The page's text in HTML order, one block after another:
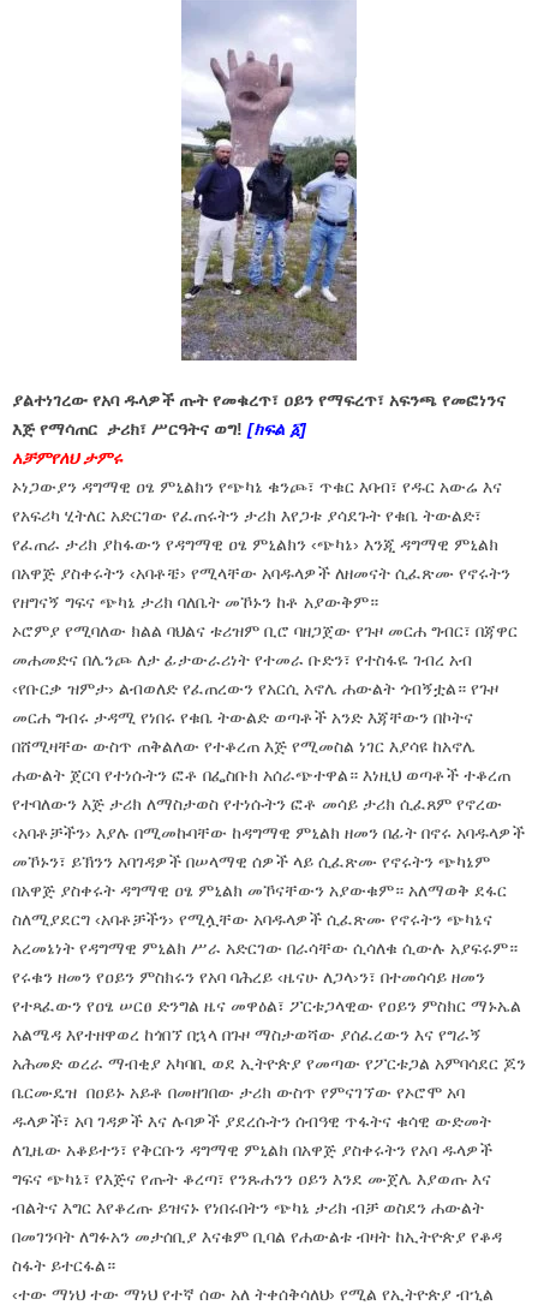
ያልተነገረው የአባ ዱላዎች ጡት የመቁረጥ፣ ዐይን የማፍረጥ፣ አፍንጫ የመፎነንና
እጅ የማሳጠር ታሪክ፣ ሥርዓትና ወግ! [ክፍል ፩]
አቻምየለህ ታምሩ
ኦነጋውያን ዳግማዊ ዐፄ ምኒልክን የጭካኔ ቁንጮ፣ ጥቁር እባብ፣ የዱር አውሬ እና
የአፍሪካ ሂትለር አድርገው የፈጠሩትን ታሪክ እየጋቱ ያሳደጉት የቁቤ ትውልድ፣
የፈጠራ ታሪክ ያከፋውን የዳግማዊ ዐፄ ምኒልክን ‹ጭካኔ› እንጂ ዳግማዊ ምኒልክ
በአዋጅ ያስቀሩትን ‹አባቶቼ› የሚላቸው አባዱላዎች ለዘመናት ሲፈጽሙ የኖሩትን
የዘግናኝ ግፍና ጭካኔ ታሪክ ባለቤት መኾኑን ከቶ አያውቅም።
ኦሮምያ የሚባለው ክልል ባህልና ቱሪዝም ቢሮ ባዘጋጀው የጉዞ መርሐ ግብር፣ በጃዋር
መሐመድና በሌንጮ ለታ ፊታውራሪነት የተመራ ቡድን፣ የተስፋዬ ገብረ አብ
‹የቡርቃ ዝምታ› ልብወለድ የፈጠረውን የአርሲ አኖሌ ሐውልት ጎብኝቷል። የጉዞ
መርሐ ግብሩ ታዳሚ የነበሩ የቁቤ ትውልድ ወጣቶች አንድ እጃቸውን በኮትና
በሸሚዛቸው ውስጥ ጠቅልለው የተቆረጠ እጅ የሚመስል ነገር እያሳዩ ከአኖሌ
ሐውልት ጀርባ የተነሱትን ፎቶ በፌስቡክ አሰራጭተዋል። እነዚህ ወጣቶች ተቆረጠ
የተባለውን እጅ ታሪክ ለማስታወስ የተነሱትን ፎቶ መሳይ ታሪክ ሲፈጸም የኖረው
‹አባቶቻችን› እያሉ በሚመኩባቸው ከዳግማዊ ምኒልክ ዘመን በፊት በኖሩ አባዱላዎች
መኾኑን፣ ይኽንን አባገዳዎች በሠላማዊ ሰዎች ላይ ሲፈጽሙ የኖሩትን ጭካኔም
በአዋጅ ያስቀሩት ዳግማዊ ዐፄ ምኒልክ መኾናቸውን አያውቁም። አለማወቅ ደፋር
ስለሚያደርግ ‹አባቶቻችን› የሚሏቸው አባዱላዎች ሲፈጽሙ የኖሩትን ጭካኔና
አረመኔነት የዳግማዊ ምኒልክ ሥራ አድርገው በራሳቸው ሲሳለቁ ሲውሉ አያፍሩም።
የሩቁን ዘመን የዐይን ምስክሩን የአባ ባሕረይ ‹ዜናሁ ለጋላ›ን፣ በተመሳሳይ ዘመን
የተጻፈውን የዐፄ ሠርፀ ድንግል ዜና መዋዕል፣ ፖርቱጋላዊው የዐይን ምስክር ማኑኤል
አልሜዳ እየተዘዋወረ ከጎበኘ በኋላ በጉዞ ማስታወሻው ያሰፈረውን እና የግራኝ
አሕመድ ወረራ ማብቂያ አካባቢ ወደ ኢትዮጵያ የመጣው የፖርቱጋል አምባሳደር ጆን
ቤርሙዴዝ በዐይኑ አይቶ በመዘገበው ታሪክ ውስጥ የምናገኘው የኦሮሞ አባ
ዱላዎች፣ አባ ገዳዎች እና ሉባዎች ያደረሱትን ሰብዓዊ ጥፋትና ቁሳዊ ውድመት
ለጊዜው አቆይተን፣ የቅርቡን ዳግማዊ ምኒልክ በአዋጅ ያስቀሩትን የአባ ዱላዎች
ግፍና ጭካኔ፣ የእጅና የጡት ቆረጣ፣ የንጹሐንን ዐይን እንደ ሙጀሌ እያወጡ እና
ብልትና እግር እየቆረጡ ይዝናኑ የነበሩበትን ጭካኔ ታሪክ ብቻ ወስደን ሐውልት
በመገንባት ለግፉአን መታሰቢያ እናቁም ቢባል የሐውልቱ ብዛት ከኢትዮጵያ የቆዳ
ስፋት ይተርፋል።
‹ተው ማነህ ተው ማነህ የተኛ ሰው አለ ትቀሰቅሳለህ› የሚል የኢትዮጵያ ብኂል